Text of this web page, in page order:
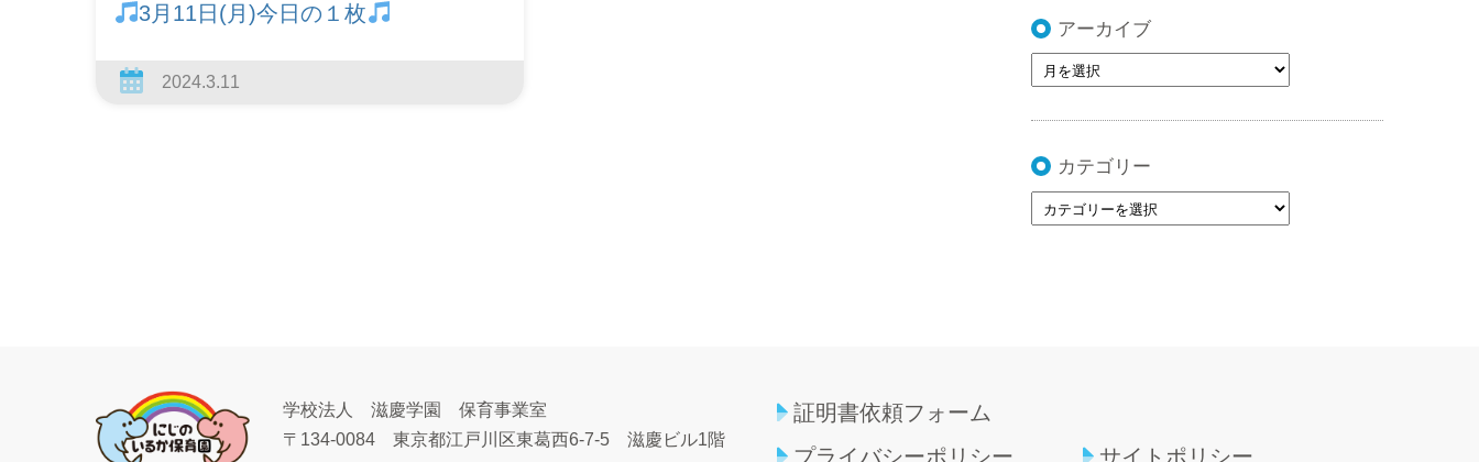
3月11日(月)今日の１枚
2024.3.11
アーカイブ
カテゴリー
学校法人 滋慶学園 保育事業室
〒134-0084 東京都江戸川区東葛西6-7-5 滋慶ビル1階
証明書依頼フォーム
プライバシーポリシー
サイトポリシー